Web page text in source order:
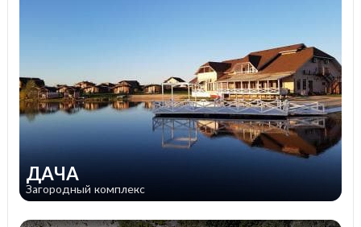
ДАЧА
Загородный комплекс